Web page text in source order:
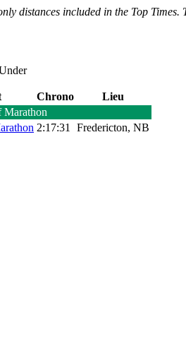
distances included in the Top
Chrono
Lieu
Marathon
2:17:31 Fredericton, NB